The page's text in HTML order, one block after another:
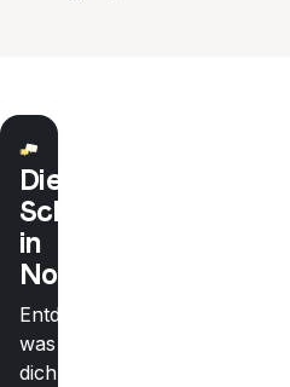
Die
Schule
in
Norwegen
Entdecke,
was
dich